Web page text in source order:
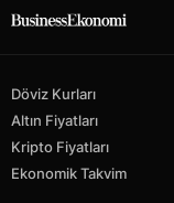
Döviz Kurları
Altın Fiyatları
Kripto Fiyatları
Ekonomik Takvim